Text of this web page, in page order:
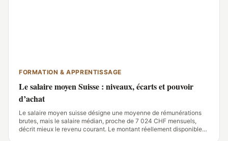
FORMATION & APPRENTISSAGE
Le salaire moyen Suisse : niveaux, écarts et pouvoir
d’achat
Le salaire moyen suisse désigne une moyenne de rémunérations
brutes, mais le salaire médian, proche de 7 024 CHF mensuels,
décrit mieux le revenu courant. Le montant réellement disponible